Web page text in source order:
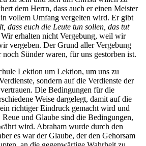
dem Herrn, dass auch er einen Meister
in vollem Umfang vergelten wird. Er gibt
dass euch die Leute tun sollen, das tut
erhalten nicht Vergebung, weil wir
vergeben. Der Grund aller Vergebung
Sünder waren, für uns gestorben ist.
Lektion um Lektion, um uns zu
sondern auf die Verdienste der
Die Bedingungen für die
Weise dargelegt, damit auf die
richtiger Eindruck gemacht wird und
und Glaube sind die Bedingungen,
wird. Abraham wurde durch den
es war der Glaube, der den Gehorsam